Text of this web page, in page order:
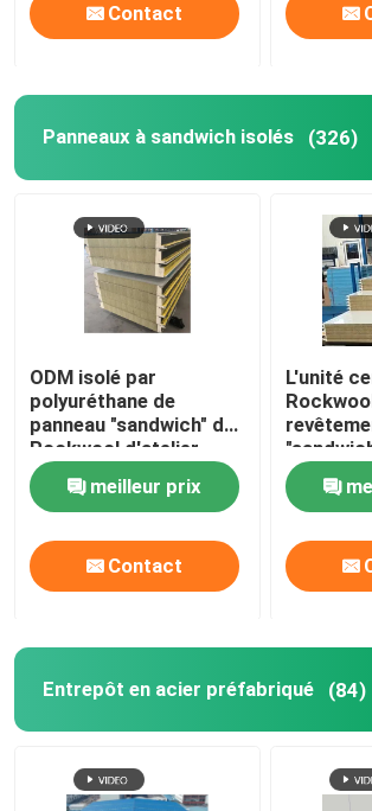
Contact
Panneaux à sandwich isolés (326)
ODM isolé par
polyuréthane de
panneau "sandwich" de
Rockwool d'atelier
d'entrepôt
meilleur prix
Contact
L'unité
pour le
Entrepôt en acier préfabriqué (84)